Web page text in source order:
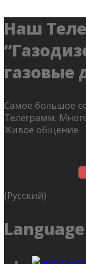
Наш
газовые
Самое большое
Телеграмм.
Живое общение
(Русский)